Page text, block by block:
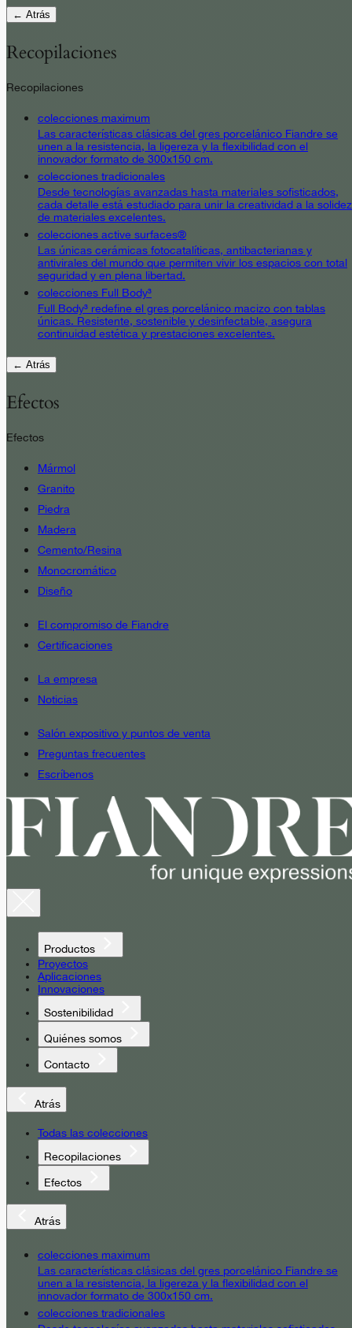
← Atrás
Recopilaciones
Recopilaciones
colecciones maximum
Las características clásicas del gres porcelánico Fiandre se
unen a la resistencia, la ligereza y la flexibilidad con el
innovador formato de 300x150 cm.
colecciones tradicionales
Desde tecnologías avanzadas hasta materiales sofisticados,
cada detalle está estudiado para unir la creatividad a la solidez
de materiales excelentes.
colecciones active surfaces®
Las únicas cerámicas fotocatalíticas, antibacterianas y
antivirales del mundo que permiten vivir los espacios con total
seguridad y en plena libertad.
colecciones Full Body³
Full Body³ redefine el gres porcelánico macizo con tablas
únicas. Resistente, sostenible y desinfectable, asegura
continuidad estética y prestaciones excelentes.
← Atrás
Efectos
Efectos
Mármol
Granito
Piedra
Madera
Cemento/Resina
Monocromático
Diseño
El compromiso de Fiandre
Certificaciones
La empresa
Noticias
Salón expositivo y puntos de venta
Preguntas frecuentes
Escríbenos
Productos
Proyectos
Aplicaciones
Innovaciones
Sostenibilidad
Quiénes somos
Contacto
Atrás
Todas las colecciones
Recopilaciones
Efectos
Atrás
colecciones maximum
Las características clásicas del gres porcelánico Fiandre se
unen a la resistencia, la ligereza y la flexibilidad con el
innovador formato de 300x150 cm.
colecciones tradicionales